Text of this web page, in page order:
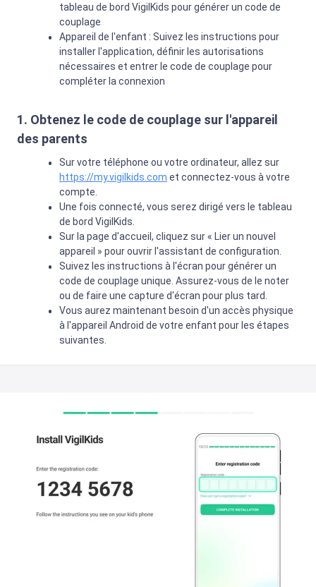
tableau de bord VigilKids pour générer un code de
couplage
Appareil de l'enfant : Suivez les instructions pour
installer l'application, définir les autorisations
nécessaires et entrer le code de couplage pour
compléter la connexion
1. Obtenez le code de couplage sur l'appareil
des parents
Sur votre téléphone ou votre ordinateur, allez sur
https://my.vigilkids.com et connectez-vous à votre
compte.
Une fois connecté, vous serez dirigé vers le tableau
de bord VigilKids.
Sur la page d'accueil, cliquez sur « Lier un nouvel
appareil » pour ouvrir l'assistant de configuration.
Suivez les instructions à l'écran pour générer un
code de couplage unique. Assurez-vous de le noter
ou de faire une capture d'écran pour plus tard.
Vous aurez maintenant besoin d'un accès physique
à l'appareil Android de votre enfant pour les étapes
suivantes.